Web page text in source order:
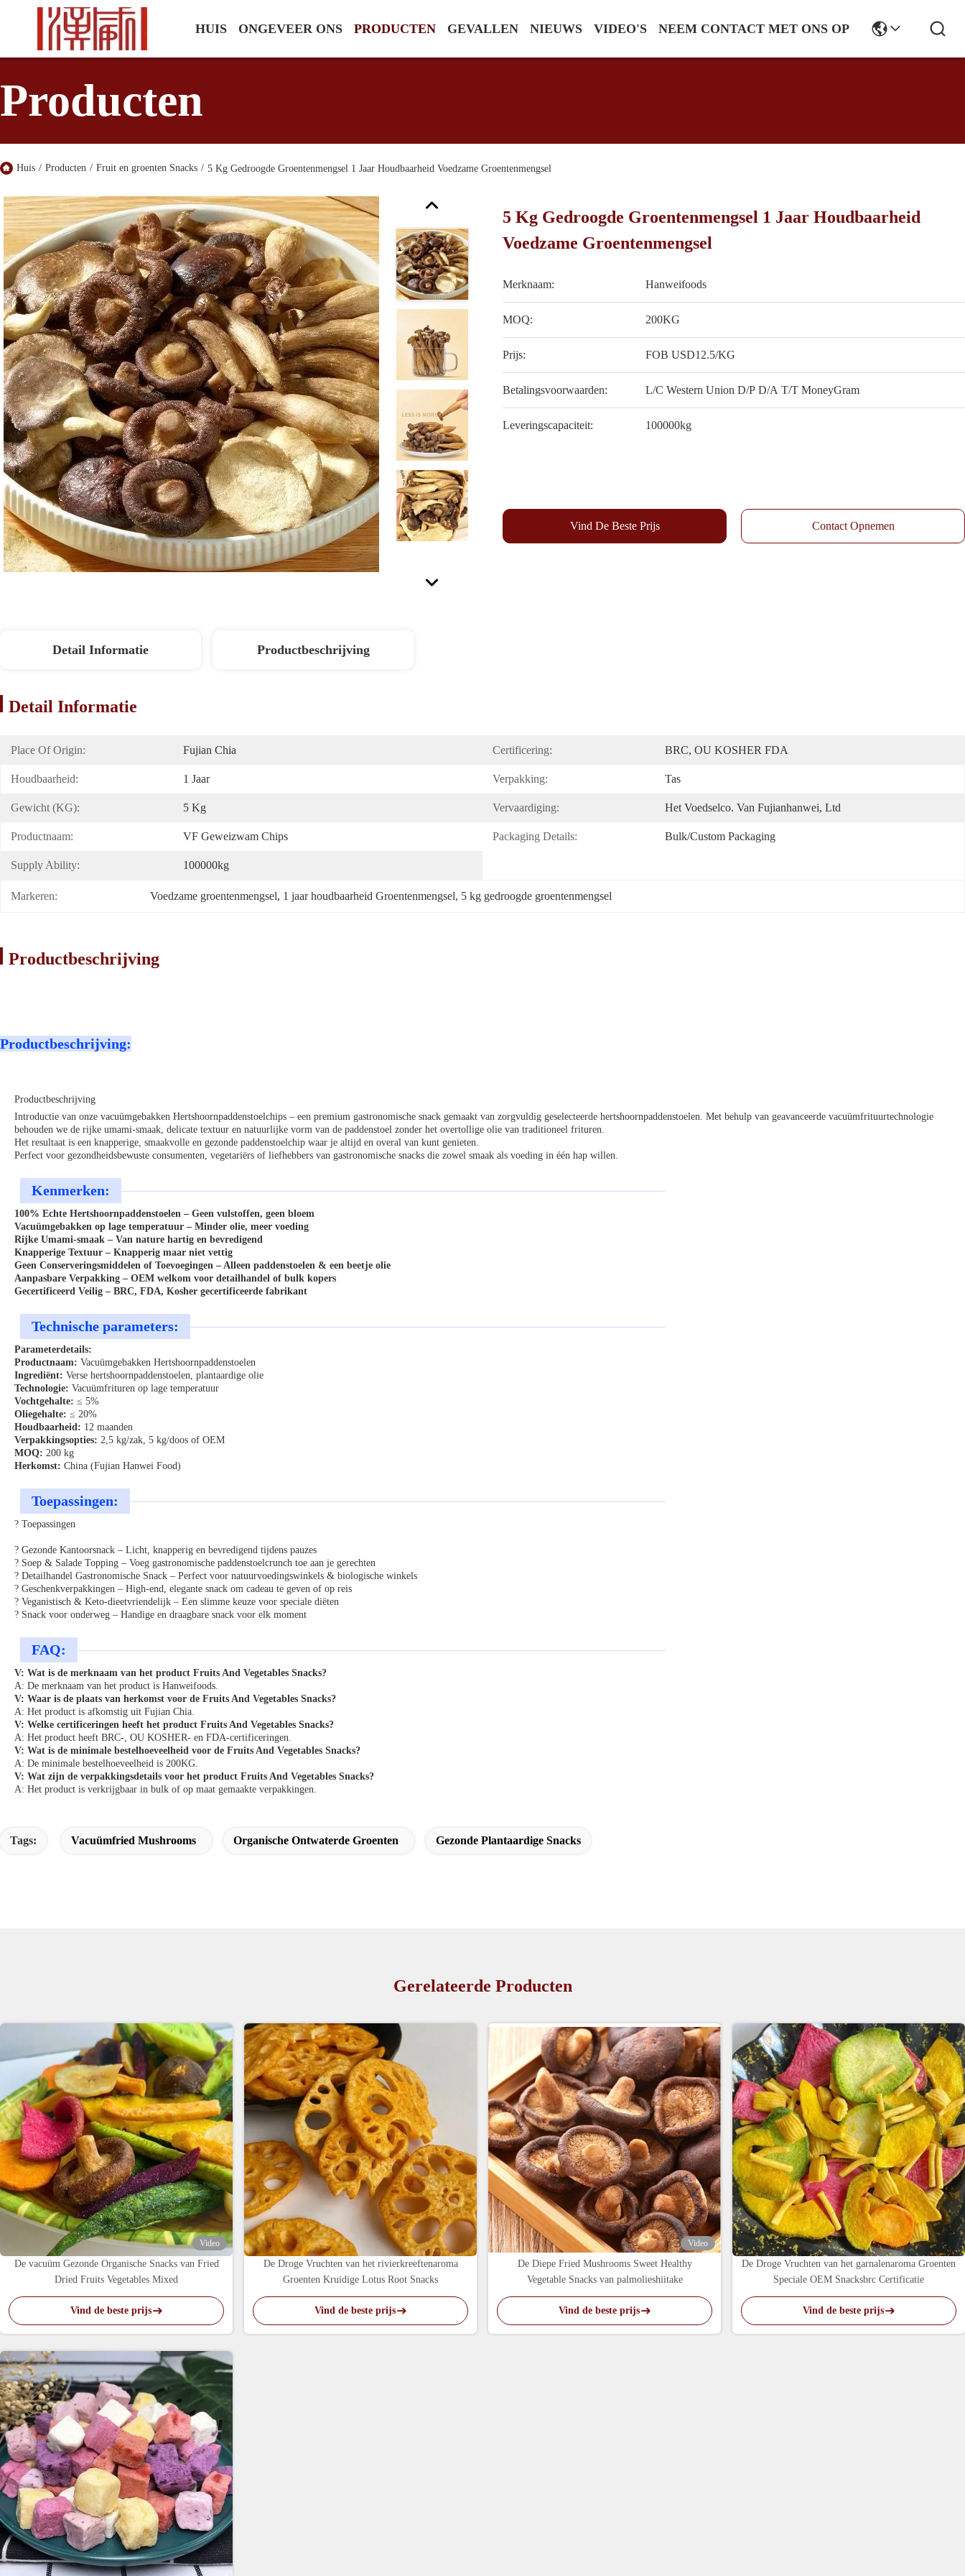
HUIS ONGEVEER ONS PRODUCTEN GEVALLEN NIEUWS VIDEO'S NEEM CONTACT MET ONS OP
Producten
Huis / Producten / Fruit en groenten Snacks / 5 Kg Gedroogde Groentenmengsel 1 Jaar Houdbaarheid Voedzame Groentenmengsel
5 Kg Gedroogde Groentenmengsel 1 Jaar Houdbaarheid
Voedzame Groentenmengsel
Merknaam: Hanweifoods
MOQ: 200KG
Prijs: FOB USD12.5/KG
Betalingsvoorwaarden: L/C Western Union D/P D/A T/T MoneyGram
Leveringscapaciteit: 100000kg
Vind De Beste Prijs Contact Opnemen
Detail Informatie Productbeschrijving
Detail Informatie
Place Of Origin: Fujian Chia Certificering: BRC, OU KOSHER FDA
Houdbaarheid: 1 Jaar Verpakking: Tas
Gewicht (KG): 5 Kg Vervaardiging: Het Voedselco. Van Fujianhanwei, Ltd
Productnaam: VF Geweizwam Chips Packaging Details: Bulk/custom Packaging
Supply Ability: 100000kg
Markeren: Voedzame groentenmengsel, 1 jaar houdbaarheid Groentenmengsel, 5 kg gedroogde groentenmengsel
Productbeschrijving
Productbeschrijving:
Productbeschrijving
Introductie van onze vacuümgebakken Hertshoornpaddenstoelchips – een premium gastronomische snack gemaakt van zorgvuldig geselecteerde hertshoornpaddenstoelen. Met behulp van geavanceerde vacuümfrituurtechnologie
behouden we de rijke umami-smaak, delicate textuur en natuurlijke vorm van de paddenstoel zonder het overtollige olie van traditioneel frituren.
Het resultaat is een knapperige, smaakvolle en gezonde paddenstoelchip waar je altijd en overal van kunt genieten.
Perfect voor gezondheidsbewuste consumenten, vegetariërs of liefhebbers van gastronomische snacks die zowel smaak als voeding in één hap willen.
Kenmerken:
100% Echte Hertshoornpaddenstoelen – Geen vulstoffen, geen bloem
Vacuümgebakken op lage temperatuur – Minder olie, meer voeding
Rijke Umami-smaak – Van nature hartig en bevredigend
Knapperige Textuur – Knapperig maar niet vettig
Geen Conserveringsmiddelen of Toevoegingen – Alleen paddenstoelen & een beetje olie
Aanpasbare Verpakking – OEM welkom voor detailhandel of bulk kopers
Gecertificeerd Veilig – BRC, FDA, Kosher gecertificeerde fabrikant
Technische parameters:
Parameterdetails:
Productnaam: Vacuümgebakken Hertshoornpaddenstoelen
Ingrediënt: Verse hertshoornpaddenstoelen, plantaardige olie
Technologie: Vacuümfrituren op lage temperatuur
Vochtgehalte: ≤ 5%
Oliegehalte: ≤ 20%
Houdbaarheid: 12 maanden
Verpakkingsopties: 2,5 kg/zak, 5 kg/doos of OEM
MOQ: 200 kg
Herkomst: China (Fujian Hanwei Food)
Toepassingen:
?️ Toepassingen
? Gezonde Kantoorsnack – Licht, knapperig en bevredigend tijdens pauzes
? Soep & Salade Topping – Voeg gastronomische paddenstoelcrunch toe aan je gerechten
?️ Detailhandel Gastronomische Snack – Perfect voor natuurvoedingswinkels & biologische winkels
? Geschenkverpakkingen – High-end, elegante snack om cadeau te geven of op reis
? Veganistisch & Keto-dieetvriendelijk – Een slimme keuze voor speciale diëten
? Snack voor onderweg – Handige en draagbare snack voor elk moment
FAQ:
V: Wat is de merknaam van het product Fruits And Vegetables Snacks?
A: De merknaam van het product is Hanweifoods.
V: Waar is de plaats van herkomst voor de Fruits And Vegetables Snacks?
A: Het product is afkomstig uit Fujian Chia.
V: Welke certificeringen heeft het product Fruits And Vegetables Snacks?
A: Het product heeft BRC-, OU KOSHER- en FDA-certificeringen.
V: Wat is de minimale bestelhoeveelheid voor de Fruits And Vegetables Snacks?
A: De minimale bestelhoeveelheid is 200KG.
V: Wat zijn de verpakkingsdetails voor het product Fruits And Vegetables Snacks?
A: Het product is verkrijgbaar in bulk of op maat gemaakte verpakkingen.
Tags: Vacuümfried Mushrooms Organische Ontwaterde Groenten Gezonde Plantaardige Snacks
Gerelateerde Producten
Video
De vacuüm Gezonde Organische Snacks van Fried
Dried Fruits Vegetables Mixed
Vind de beste prijs
De Droge Vruchten van het rivierkreeftenaroma
Groenten Kruidige Lotus Root Snacks
Vind de beste prijs
Video
De Diepe Fried Mushrooms Sweet Healthy
Vegetable Snacks van palmolieshiitake
Vind de beste prijs
De Droge Vruchten van het garnalenaroma Groenten
Speciale OEM Snacksbrc Certificatie
Vind de beste prijs